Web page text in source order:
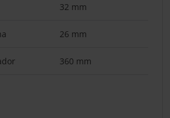
32 mm
26 mm
360 mm